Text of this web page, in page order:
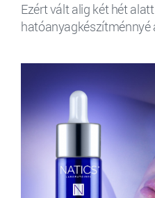
Ezért vált alig két hét
hatóanyagkészítménnyé